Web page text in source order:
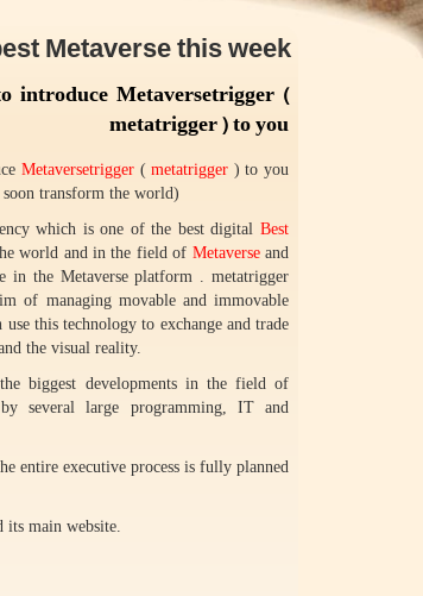
Metaverse this week
introduce Metaversetrigger (
metatrigger ) to you
Metaversetrigger (metatrigger ) to you
transform the world)
which is one of the best digital Best
world and in the field of Metaverseand
in the Metaverse platform . metatrigger
of managing movable and immovable
use this technology to exchange and trade
the visual reality.
biggest developments in the field of
several large programming, IT and
entire executive process is fully planned
its main website.